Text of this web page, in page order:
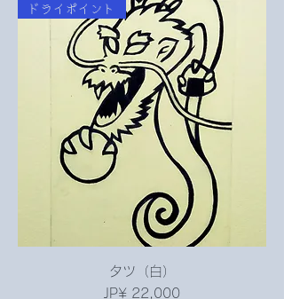
ドライポイント
タツ（白）
Price
JP¥ 22,000